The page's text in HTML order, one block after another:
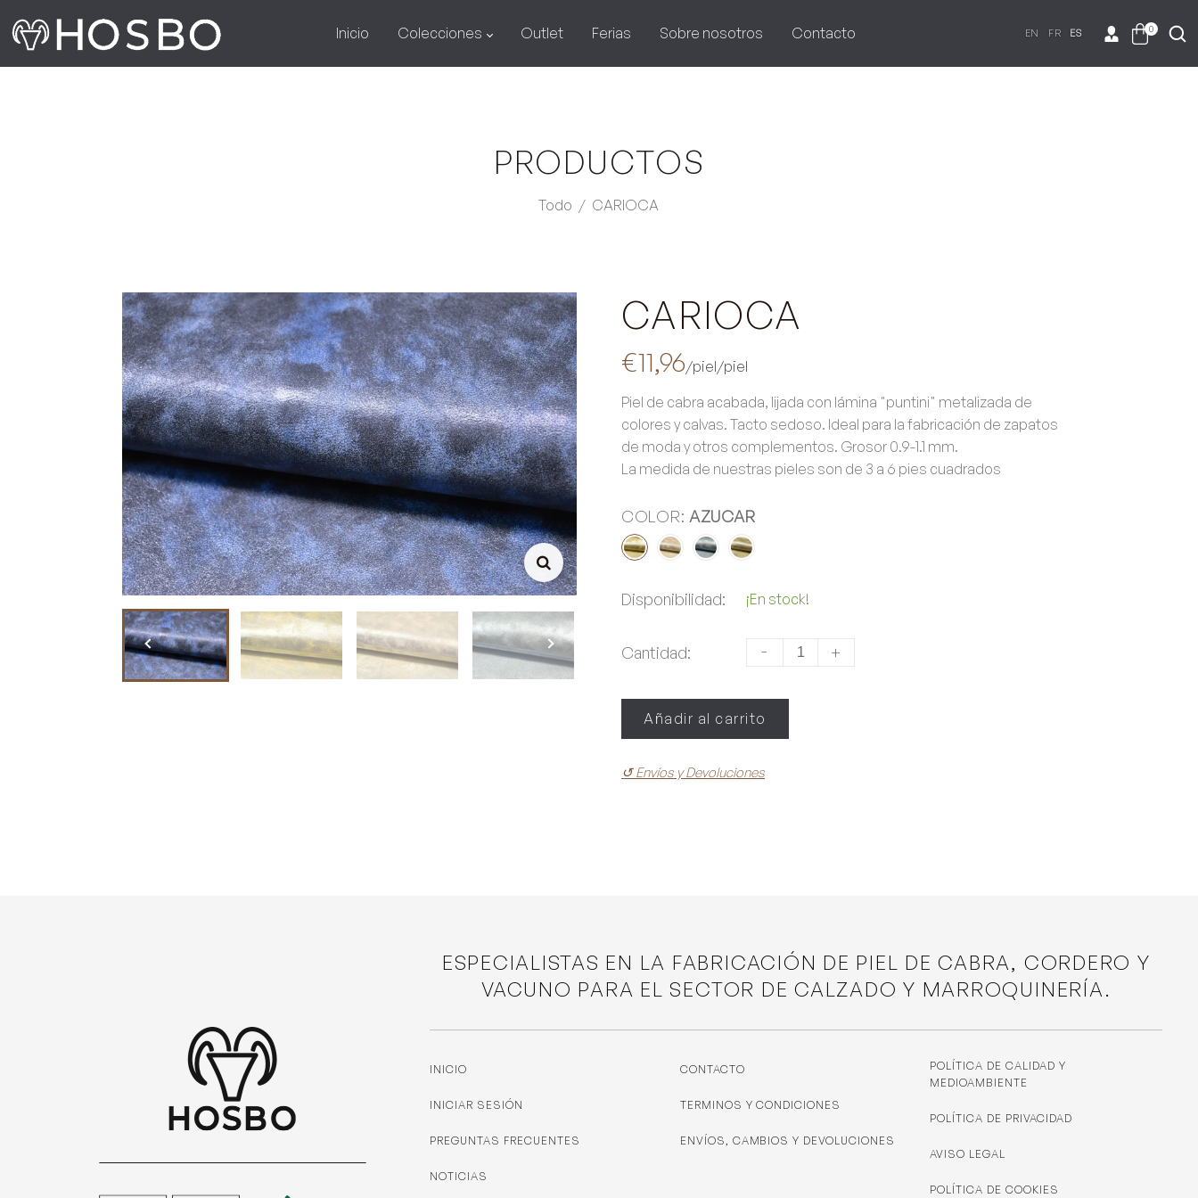
Inicio Colecciones Outlet Ferias Sobre nosotros Contacto EN FR ES 0
PRODUCTOS
Todo / CARIOCA
CARIOCA
/piel
€11,96 /piel
Piel de cabra acabada, lijada con lámina "puntini" metalizada de
colores y calvas. Tacto sedoso. Ideal para la fabricación de zapatos
de moda y otros complementos. Grosor 0.9-1.1 mm.
La medida de nuestras pieles son de 3 a 6 pies cuadrados
COLOR: AZUCAR
Disponibilidad: ¡En stock!
Cantidad: - +
Añadir al carrito
↺Envíos y Devoluciones
ESPECIALISTAS EN LA FABRICACIÓN DE PIEL DE CABRA, CORDERO Y
VACUNO PARA EL SECTOR DE CALZADO Y MARROQUINERÍA.
INICIO
INICIAR SESIÓN
PREGUNTAS FRECUENTES
NOTICIAS
CONTACTO
TERMINOS Y CONDICIONES
ENVÍOS, CAMBIOS Y DEVOLUCIONES
POLÍTICA DE CALIDAD Y
MEDIOAMBIENTE
POLÍTICA DE PRIVACIDAD
AVISO LEGAL
POLÍTICA DE COOKIES